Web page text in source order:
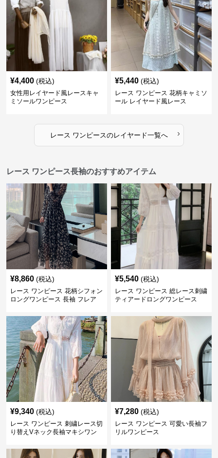
¥4,400 (税込)
女性用レイヤード風レースキャ
ミソールワンピース
¥5,440 (税込)
レース ワンピース 花柄キャミソ
ール レイヤード風レース
レース ワンピースのレイヤード一覧へ ›
レース ワンピース長袖のおすすめアイテム
¥8,860 (税込)
レース ワンピース 花柄シフォン
ロングワンピース 長袖 フレア
¥5,540 (税込)
レース ワンピース 総レース刺繍
ティアードロングワンピース
¥9,340 (税込)
レース ワンピース 刺繍レース切
り替えVネック長袖マキシワン
¥7,280 (税込)
レース ワンピース 可愛い長袖フ
リルワンピース